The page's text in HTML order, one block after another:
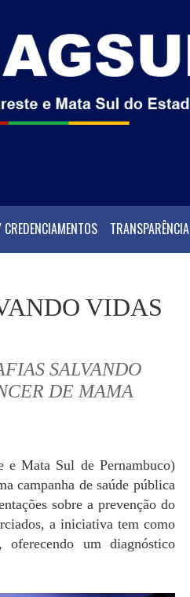
CREDENCIAMENTOS TRANSPARÊNCIA
VIDAS
SALVANDO
DE MAMA
Mata Sul de Pernambuco)
campanha de saúde pública
sobre a prevenção do
a iniciativa tem como
um diagnóstico